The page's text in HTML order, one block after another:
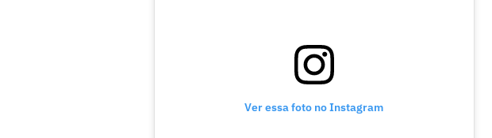
Ver essa foto no Instagram